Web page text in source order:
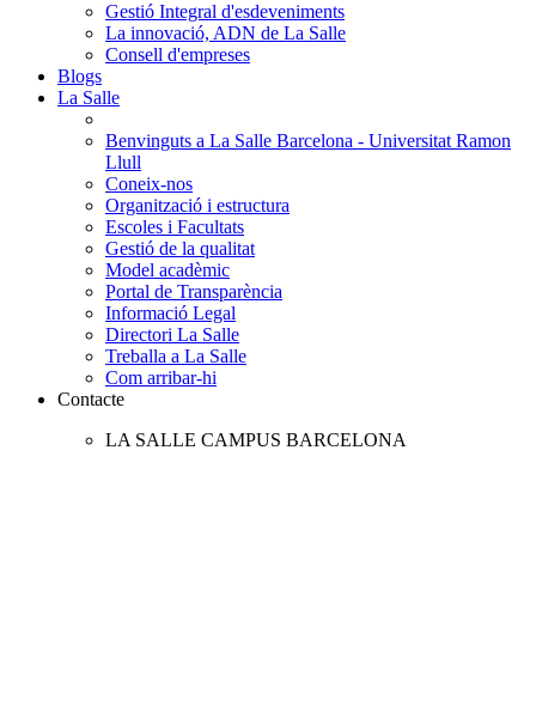
Gestió Integral d'esdeveniments
La innovació, ADN de La Salle
Consell d'empreses
Blogs
La Salle
Benvinguts a La Salle Barcelona - Universitat Ramon
Llull
Coneix-nos
Organització i estructura
Escoles i Facultats
Gestió de la qualitat
Model acadèmic
Portal de Transparència
Informació Legal
Directori La Salle
Treballa a La Salle
Com arribar-hi
Contacte
LA SALLE CAMPUS BARCELONA